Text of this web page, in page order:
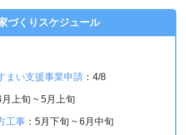
づくりスケジュール
まい支援事業申請 ：4/8
月上旬 ~ 5月上旬
工事 ：5月下旬 ~ 6月中旬